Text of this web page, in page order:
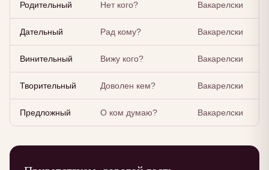
Родительный Нет кого? Вакарелски
Дательный Рад кому? Вакарелски
Винительный Вижу кого? Вакарелски
Творительный Доволен кем? Вакарелски
Предложный О ком думаю? Вакарелски